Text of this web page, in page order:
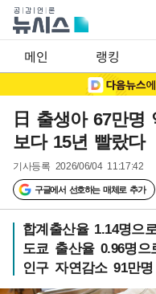
메인 랭킹
日 출생아 67만
보다 15년 빨랐다
기사등록 2026/06/04 11:17:42
구글에서 선호하는 매체로 추가
합계출산율 1.14명으
도쿄 출산율 0.96명으
인구 자연감소 91만